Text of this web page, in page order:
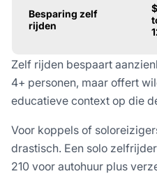
Besparing zelf
rijden
Zelf rijden bespaart
4+ personen, maar offert
educatieve context op die
Voor koppels of
drastisch. Een solo
210 voor autohuur plus